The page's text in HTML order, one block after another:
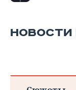
НОВОСТИ